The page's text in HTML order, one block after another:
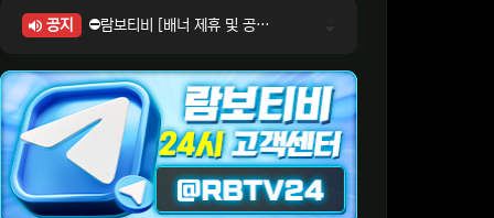
공지
⛔람보티비 [배너 제휴 및 공식 입점 문의 안내]
⛔람보티비 [정회원 등급UP! 안내사항]
⛔람보티비 [채팅방 이용시 주의사항]
⛔람보티비 [공식보증업체 안내]